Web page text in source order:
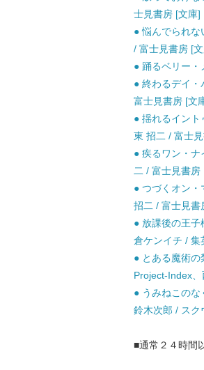
士見書房 [文庫]
● 悩んでられ
/ 富士見書房 [
● 踊るベリー
● 終わるデイ
富士見書房 [文
● 揺れるイン
東 招二 / 富士
● 疾るワン・
二 / 富士見書房
● つづくオン
招二 / 富士見書
● 放課後の王
倉ケンイチ / 集
● とある魔術
Project-Index
● うみねこの
鈴木次郎 / スク
■通常２４時間